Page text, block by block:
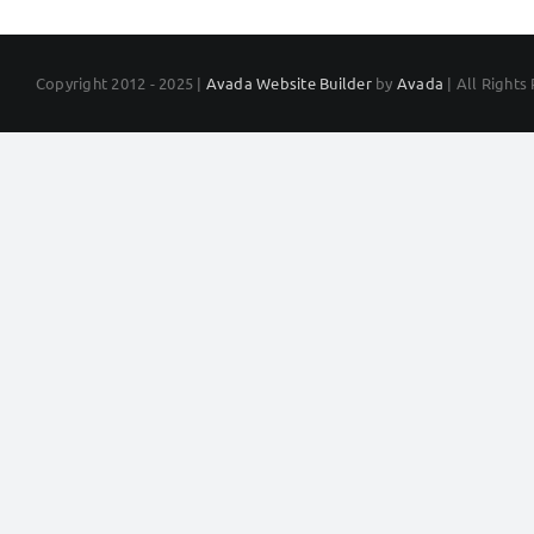
contentCopyright 2012 - 2025 | Avada Website Builderby Avada | All Rights